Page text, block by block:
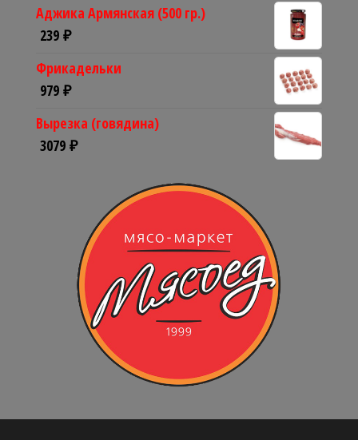
Аджика Армянская (500 гр.)
239 ₽
Фрикадельки
979 ₽
Вырезка (говядина)
3079 ₽